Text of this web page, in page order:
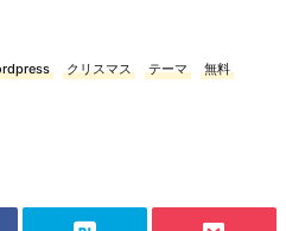
クリスマス テーマ
無料